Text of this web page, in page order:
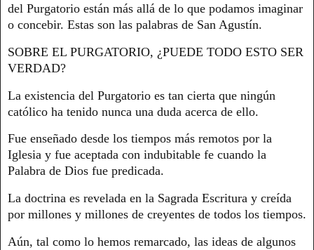
del Purgatorio están más allá de lo que podamos imaginar
o concebir. Estas son las palabras de San Agustín.
SOBRE EL PURGATORIO, ¿PUEDE TODO ESTO SER
VERDAD?
La existencia del Purgatorio es tan cierta que ningún
católico ha tenido nunca una duda acerca de ello.
Fue enseñado desde los tiempos más remotos por la
Iglesia y fue aceptada con indubitable fe cuando la
Palabra de Dios fue predicada.
La doctrina es revelada en la Sagrada Escritura y creída
por millones y millones de creyentes de todos los tiempos.
Aún, tal como lo hemos remarcado, las ideas de algunos